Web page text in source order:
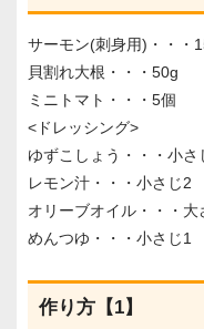
サーモン(刺身用)・・・
貝割れ大根・・・50g
ミニトマト・・・5個
<ドレッシング>
ゆずこしょう・・・小さ
レモン汁・・・小さじ2
オリーブオイル・・・大
めんつゆ・・・小さじ1
作り方【1】